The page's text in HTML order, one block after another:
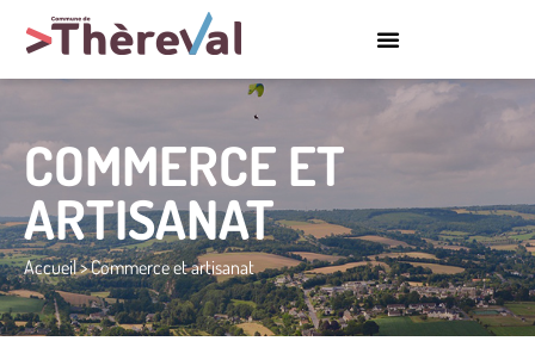
COMMERCE ET
ARTISANAT
Accueil>Commerce et artisanat